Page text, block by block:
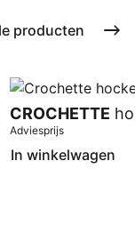
producten
CROCHETTE
Adviesprijs
In winkelwagen